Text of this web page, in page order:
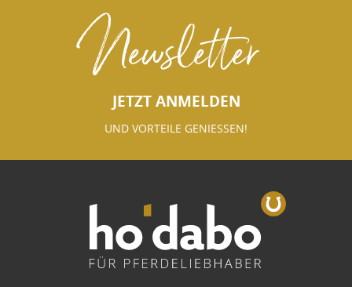
Newsletter
JETZT ANMELDEN
UND VORTEILE GENIESSEN!